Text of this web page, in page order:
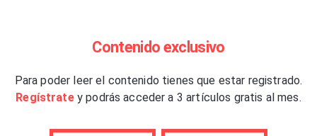
laringitis aguda, a Hadsel, una isla al norte de
En ese contexto aparece como algo central el órgano
Contenido exclusivo
Para poder leer el contenido tienes que estar registrado.
Regístrate y podrás acceder a 3 artículos gratis al mes.